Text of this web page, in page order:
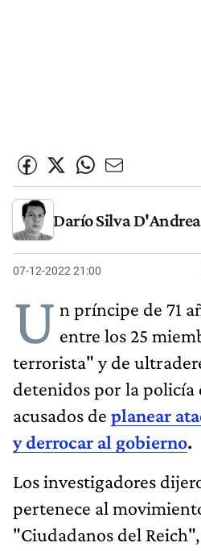
Darío Silva D'Andrea
07-12-2022 21:00
U n príncipe de 71
entre los 25
terrorista" y de
detenidos por la policía
acusados de planear
y derrocar al gobierno.
Los investigadores
pertenece al
"Ciudadanos del